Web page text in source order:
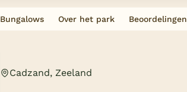
Bungalows Over het park Beoordelingen
Cadzand, Zeeland